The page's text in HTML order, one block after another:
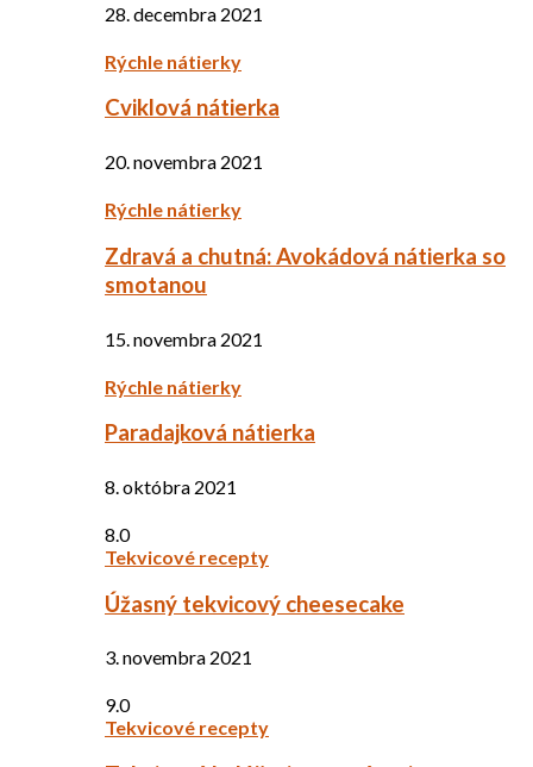
28. decembra 2021
Rýchle nátierky
Cviklová nátierka
20. novembra 2021
Rýchle nátierky
Zdravá a chutná: Avokádová nátierka so
smotanou
15. novembra 2021
Rýchle nátierky
Paradajková nátierka
8. októbra 2021
8.0
Tekvicové recepty
Úžasný tekvicový cheesecake
3. novembra 2021
9.0
Tekvicové recepty